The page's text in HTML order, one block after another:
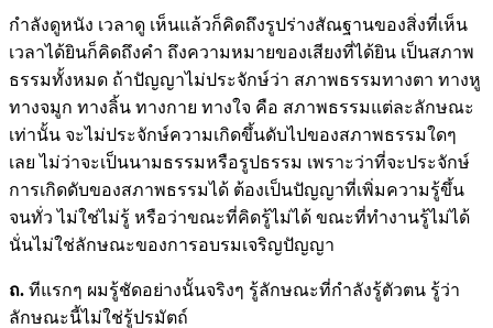
กำลังดูหนัง เวลาดู เห็นแล้วก็คิดถึงรูปร่างสัณฐานของสิ่งที่เห็น
เวลาได้ยินก็คิดถึงคำ ถึงความหมายของเสียงที่ได้ยิน เป็นสภาพ
ธรรมทั้งหมด ถ้าปัญญาไม่ประจักษ์ว่า สภาพธรรมทางตา ทางหู
ทางจมูก ทางลิ้น ทางกาย ทางใจ คือ สภาพธรรมแต่ละลักษณะ
เท่านั้น จะไม่ประจักษ์ความเกิดขึ้นดับไปของสภาพธรรมใดๆ
เลย ไม่ว่าจะเป็นนามธรรมหรือรูปธรรม เพราะว่าที่จะประจักษ์
การเกิดดับของสภาพธรรมได้ ต้องเป็นปัญญาที่เพิ่มความรู้ขึ้น
จนทั่ว ไม่ใช่ไม่รู้ หรือว่าขณะที่คิดรู้ไม่ได้ ขณะที่ทำงานรู้ไม่ได้
นั่นไม่ใช่ลักษณะของการอบรมเจริญปัญญา
ถ. ทีแรกๆ ผมรู้ชัดอย่างนั้นจริงๆ รู้ลักษณะที่กำลังรู้ตัวตน รู้ว่า
ลักษณะนี้ไม่ใช่รู้ปรมัตถ์